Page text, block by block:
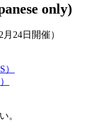
only)
24日開催）
。